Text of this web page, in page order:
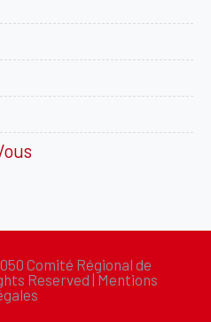
Comité Régional de
Reserved |Mentions